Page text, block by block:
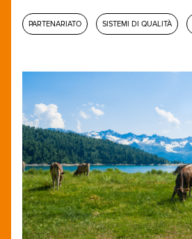
PARTENARIATO SISTEMI DI QUALITÀ